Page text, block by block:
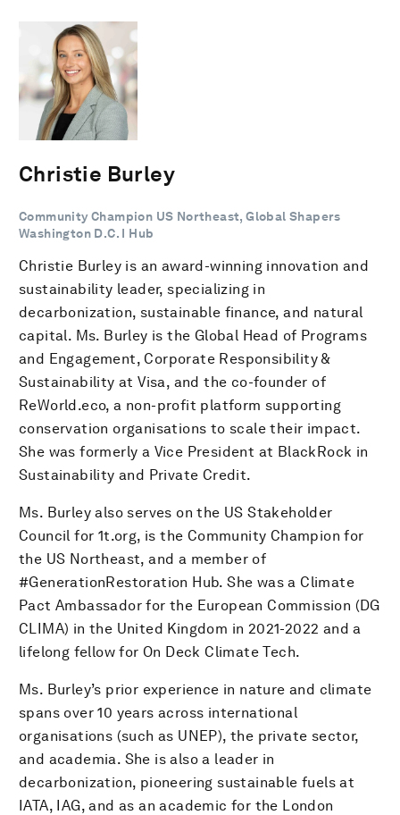
Christie Burley
Community Champion US Northeast, Global Shapers
Washington D.C. I Hub
Christie Burley is an award-winning innovation and
sustainability leader, specializing in
decarbonization, sustainable finance, and natural
capital. Ms. Burley is the Global Head of Programs
and Engagement, Corporate Responsibility &
Sustainability at Visa, and the co-founder of
ReWorld.eco, a non-profit platform supporting
conservation organisations to scale their impact.
She was formerly a Vice President at BlackRock in
Sustainability and Private Credit.
Ms. Burley also serves on the US Stakeholder
Council for 1t.org, is the Community Champion for
the US Northeast, and a member of
#GenerationRestoration Hub. She was a Climate
Pact Ambassador for the European Commission (DG
CLIMA) in the United Kingdom in 2021-2022 and a
lifelong fellow for On Deck Climate Tech.
Ms. Burley’s prior experience in nature and climate
spans over 10 years across international
organisations (such as UNEP), the private sector,
and academia. She is also a leader in
decarbonization, pioneering sustainable fuels at
IATA, IAG, and as an academic for the London